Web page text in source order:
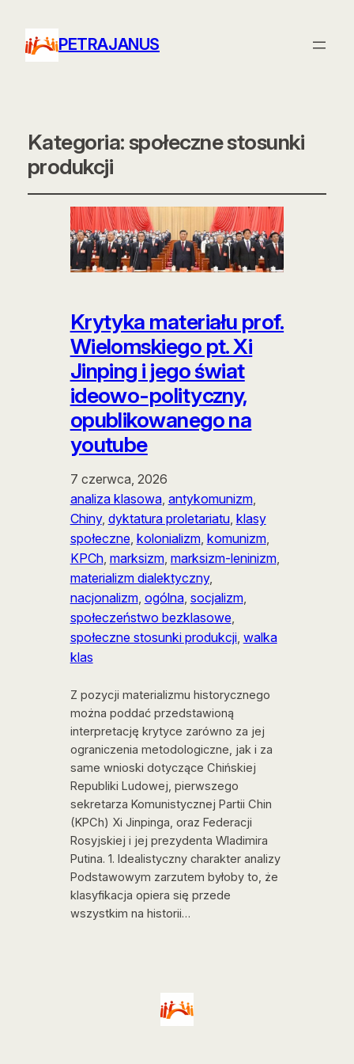
PETRAJANUS
Kategoria:społeczne stosunki
produkcji
Krytyka materiału prof.
Wielomskiego pt. Xi
Jinping i jego świat
ideowo-polityczny,
opublikowanego na
youtube
7 czerwca, 2026
analiza klasowa, antykomunizm
Chiny, dyktatura proletariatu, klasy
społeczne kolonializm, komunizm
KPCh, marksizm, marksizm-leninizm
materializm dialektyczny
nacjonalizm, ogólna, socjalizm
społeczeństwo bezklasowe
społeczne stosunki produkcji, walka
klas
Z pozycji materializmu historycznego
można poddać przedstawioną
interpretację krytyce zarówno za jej
ograniczenia metodologiczne, jak i za
same wnioski dotyczące Chińskiej
Republiki Ludowej, pierwszego
sekretarza Komunistycznej Partii Chin
(KPCh) Xi Jinpinga, oraz Federacji
Rosyjskiej i jej prezydenta Wladimira
Putina. 1. Idealistyczny charakter analizy
Podstawowym zarzutem byłoby to, że
klasyfikacja opiera się przede
wszystkim na historii…